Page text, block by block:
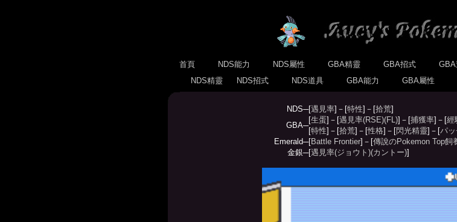
首頁 NDS能力 NDS屬性 GBA精靈 GBA招式
NDS精靈
NDS招式 NDS道具 GBA能力 GBA屬性
NDS─[遇見率]－[特性]－[拾荒]
GBA─
[生蛋]－[遇見率(RSE)(FL)]－[捕獲率]－[經
[特性]－[拾荒]－[性格]－[閃光精靈]－[パ
Emerald─[Battle Frontier]－[傳說のPokemon Top飼
金銀─[遇見率(ジョウト)(カントー)]